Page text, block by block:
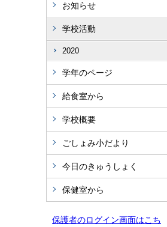
お知らせ
学校活動
2020
学年のページ
給食室から
学校概要
ごしょみ小だより
今日のきゅうしょく
保健室から
保護者のログイン画面はこち